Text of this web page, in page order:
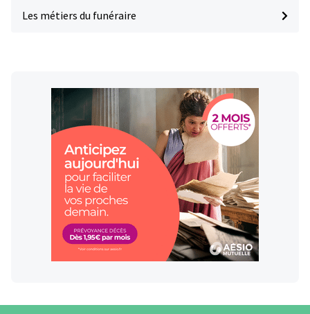
Les métiers du funéraire